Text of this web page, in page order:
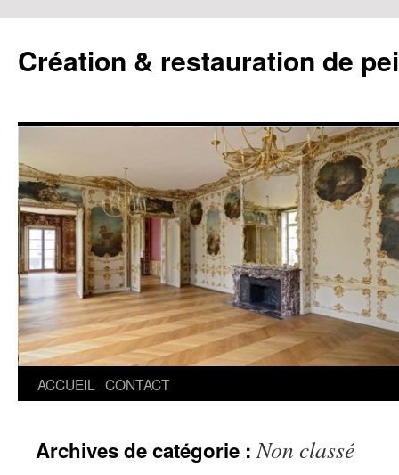
Création & restauration de
ACCUEIL CONTACT
Archives de catégorie :Non classé